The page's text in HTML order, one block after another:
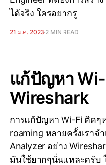
ได้จริง ใครอยากรู
21 ม.ค. 2023 2 MIN READ
แก้ปัญหา
Wireshark
การแก้ปัญหา Wi-Fi ติดๆ
roaming หลายครั้งเราจ
Analyzer อย่าง
มันใช้ยากๆนั่นแหละครับ